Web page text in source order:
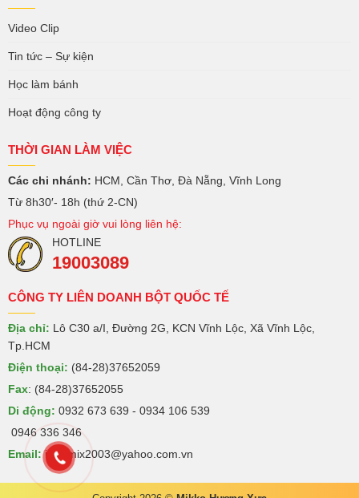
Video Clip
Tin tức – Sự kiện
Học làm bánh
Hoạt động công ty
THỜI GIAN LÀM VIỆC
Các chi nhánh: HCM, Cần Thơ, Đà Nẵng, Vĩnh Long
Từ 8h30′- 18h (thứ 2-CN)
Phục vụ ngoài giờ vui lòng liên hệ:
HOTLINE
19003089
CÔNG TY LIÊN DOANH BỘT QUỐC TẾ
Địa chỉ: Lô C30 a/I, Đường 2G, KCN Vĩnh Lộc, Xã Vĩnh Lộc,
Tp.HCM
Điện thoại: (84-28)37652059
Fax: (84-28)37652055
Di động: 0932 673 639 - 0934 106 539
0946 336 346
Email:intermix2003@yahoo.com.vn